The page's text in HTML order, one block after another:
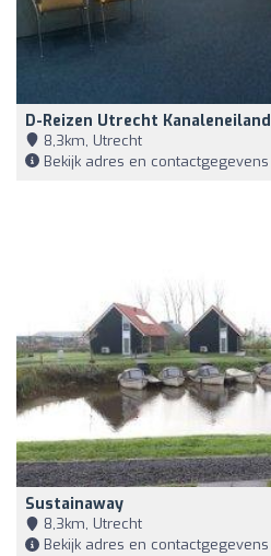
D-Reizen Utrecht Kanaleneiland
8,3km, Utrecht
Bekijk adres en contactgegevens
Sustainaway
8,3km, Utrecht
Bekijk adres en contactgegevens